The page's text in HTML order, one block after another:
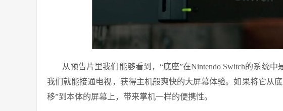
从预告片里我们能够看到，“底座”在Nintendo Switch的系统
我们就能接通电视，获得主机般爽快的大屏幕体验。如果将它从
移”到本体的屏幕上，带来掌机一样的便携性。